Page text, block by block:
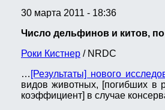
30 марта 2011 - 18:36
Число дельфинов и китов,
Роки Кистнер / NRDC
… [Результаты] нового
видов животных, [погибших в
коэффициент] в случае